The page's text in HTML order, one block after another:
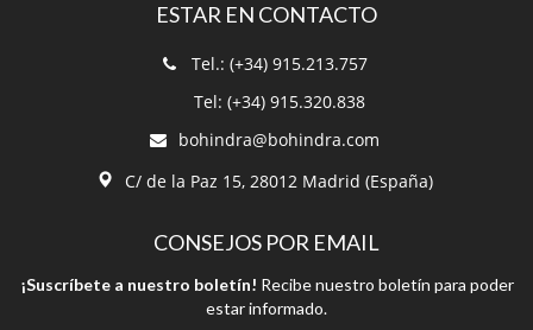
ESTAR EN CONTACTO
Tel.: (+34) 915.213.757
Tel: (+34) 915.320.838
bohindra@bohindra.com
C/ de la Paz 15, 28012 Madrid (España)
CONSEJOS POR EMAIL
¡Suscríbete a nuestro boletín! Recibe nuestro boletín para poder
estar informado.